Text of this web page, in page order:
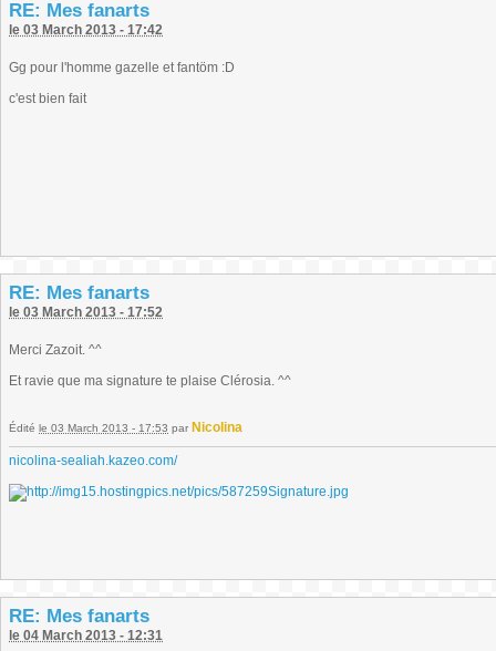
RE: Mes fanarts
le 03 March 2013 - 17:42
Gg pour l'homme gazelle et fantöm :D
c'est bien fait
RE: Mes fanarts
le 03 March 2013 - 17:52
Merci Zazoit. ^^
Et ravie que ma signature te plaise Clérosia. ^^
Édité le 03 March 2013 - 17:53 par Nicolina
nicolina-sealiah.kazeo.com/
RE: Mes fanarts
le 04 March 2013 - 12:31